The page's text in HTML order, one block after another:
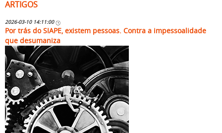
ARTIGOS
2026-03-10 14:11:00
Por trás do SIAPE, existem pessoas. Contra a impessoalidade
que desumaniza